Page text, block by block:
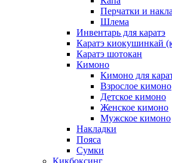
Перчатки и
Шлема
Инвентарь для каратэ
Каратэ киокушинкай
Каратэ шотокан
Кимоно
Кимоно для
Взрослое кимоно
Детское кимоно
Женское кимоно
Мужское кимоно
Накладки
Пояса
Сумки
Кикбоксинг